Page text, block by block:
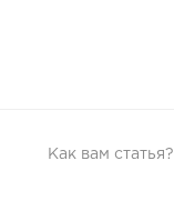
Как вам статья?